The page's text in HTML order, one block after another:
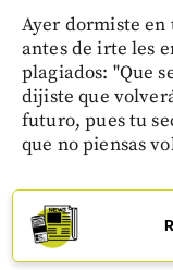
Ayer dormiste en
antes de irte les
plagiados: "Que
dijiste que
futuro, pues tu
que no piensas